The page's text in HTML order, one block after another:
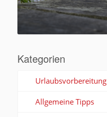
Kategorien
Urlaubsvorbereitung
Allgemeine Tipps